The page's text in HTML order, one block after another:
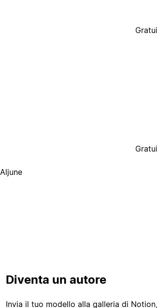
Aljune
Diventa un autore
Invia il tuo modello alla galleria di